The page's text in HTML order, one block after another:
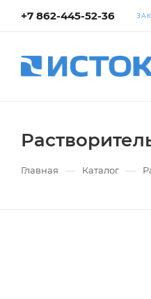
+7 862-445-52-36
Главная — Каталог —